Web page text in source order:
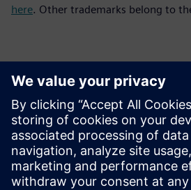
here. Other trademarks belong to
Контакты пресс-службы
Siemens Digital Industries Software
Email: